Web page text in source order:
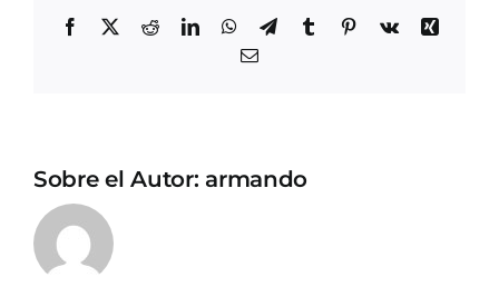
Facebook
X RedditLinkedInWhatsApp
TelegramTumblrPinterest
Vk
Xing
Correo
Sobre el Autor: armando